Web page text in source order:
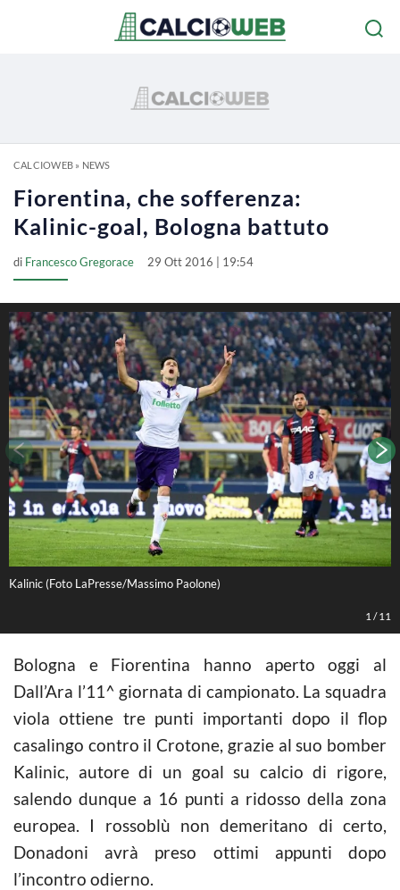
CALCIOWEB» NEWS
Fiorentina, che sofferenza:
Kalinic-goal, Bologna battuto
di Francesco Gregorace 29 Ott 2016 | 19:54
Kalinic (Foto LaPresse/Massimo Paolone)
1 /11
Bologna e Fiorentina hanno aperto oggi al
Dall’Ara l’11^ giornata di campionato. La squadra
viola ottiene tre punti importanti dopo il flop
casalingo contro il Crotone, grazie al suo bomber
Kalinic, autore di un goal su calcio di rigore,
salendo dunque a 16 punti a ridosso della zona
europea. I rossoblù non demeritano di certo,
Donadoni avrà preso ottimi appunti dopo
l’incontro odierno.